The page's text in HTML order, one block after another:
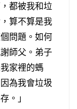
都被我和垃
算不算是我
問題。如何
師父。弟子
家裡的螞
為我會垃圾
。」